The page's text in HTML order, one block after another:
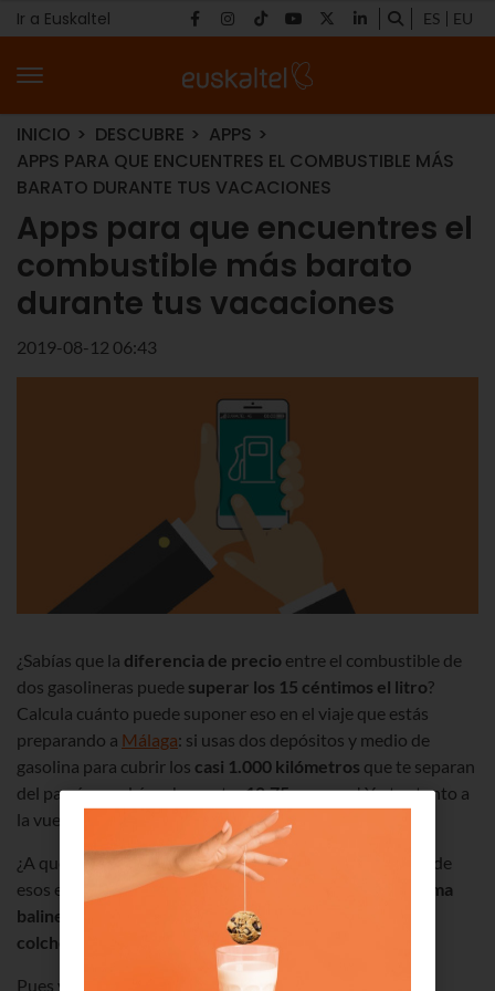
Ir a Euskaltel ES EU
INICIO DESCUBRE
APPS
APPS PARA QUE ENCUENTRES EL COMBUSTIBLE MÁS
BARATO DURANTE TUS VACACIONES
Apps para que encuentres el
combustible más barato
durante tus vacaciones
2019-08-12 06:43
¿Sabías que la diferencia de precio entre el combustible de
dos gasolineras puede superar los 15 céntimos el litro?
Calcula cuánto puede suponer eso en el viaje que estás
preparando a Málaga: si usas dos depósitos y medio de
gasolina para cubrir los casi 1.000 kilómetros que te separan
del paraíso podrías ahorrarte ¡18,75 eurazos! Y otro tanto a
la vuelta.
¿A que se te ocurren varias formas mejores de disfrutar de
esos eurillos que dedicarlos a gasolina? Alquilar una
cama
balinesa
a pie de playa, unoscalamares
colchoneta de flamenco
que siempre has querido…
Pues ya es hora planifiques un poco tu viaje en coche y